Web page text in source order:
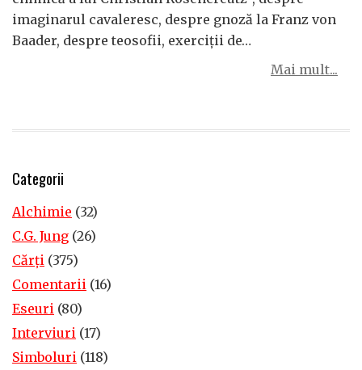
imaginarul cavaleresc, despre gnoză la Franz von
Baader, despre teosofii, exerciţii de…
Mai mult...
Categorii
Alchimie (32)
C.G. Jung (26)
Cărţi (375)
Comentarii (16)
Eseuri (80)
Interviuri (17)
Simboluri (118)